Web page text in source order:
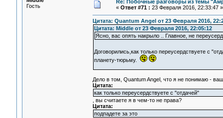
Гость
Re: Побочные разговоры из темы
« Ответ #71 : 23 Февраля 2016, 22:33:47 »
Цитата: Quantum Angel от 23 Февраля 2016,
Цитата: Middle от 23 Февраля 2016, 22:05:12
Ясно, вас опять накрыло .. Главное, не
Договорились,как только переусердствуете с
планету-тюрьму.
Дело в том, Quantum Angel, что я не понимаю -
Цитата:
как только переусердствуете с "отдачей"
, вы считаете я в чем-то не права?
Цитата:
подпадете за это